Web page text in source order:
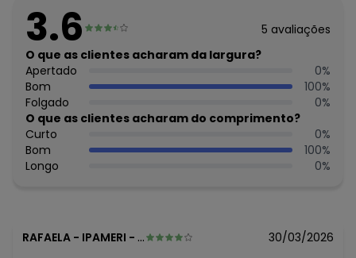
Decote Frente : Redondo
Decote Costas: Redondo
Fornecedor: BRANDILI TÊXTIL LTDA / CNPJ 84.229.889/0001-
Feito: Brasil
Cuidados para conservação do produto: Não usar
alvejante a base de cloro
Tecido: Moletom
Composição: 100% Algodão
Histórico de preços
agosto/2026
N/D*
3.6 5 avaliações
O que as clientes acharam da largura?
Apertado
0%
Bom
100%
Folgado
0%
O que as clientes acharam do comprimento?
Curto
0%
Bom
100%
Longo
0%
RAFAELA - IPAMERI - GO 30/03/2026